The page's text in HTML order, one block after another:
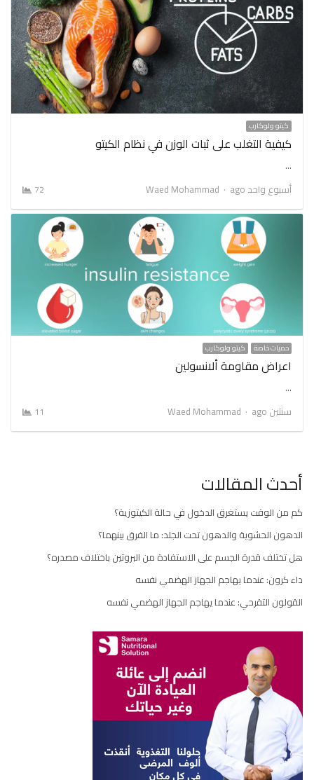
كيتو ولوكارب
كيفية التغلب على ثبات الوزن في نظام الكيتو
…
أسبوع واحد ago
Author
Waed Mohammad
72
حميات خاصة كيتو ولوكارب
اعراض مقاومة ألانسولين
…
سنتين ago
Author
Waed Mohammad
11
أحدث المقالات
كم من الوقت يستغرق الدخول في حالة الكيتوزية؟
الدهون الحشوية والدهون تحت الجلد: ما الفرق بينهما؟
هل تختلف قدرة الجسم على الاستفادة من البروتين باختلاف مصدره؟
داء كرون: عندما يهاجم الجهاز الهضمي نفسه
القولون التقرحي: عندما يهاجم الجهاز الهضمي نفسه